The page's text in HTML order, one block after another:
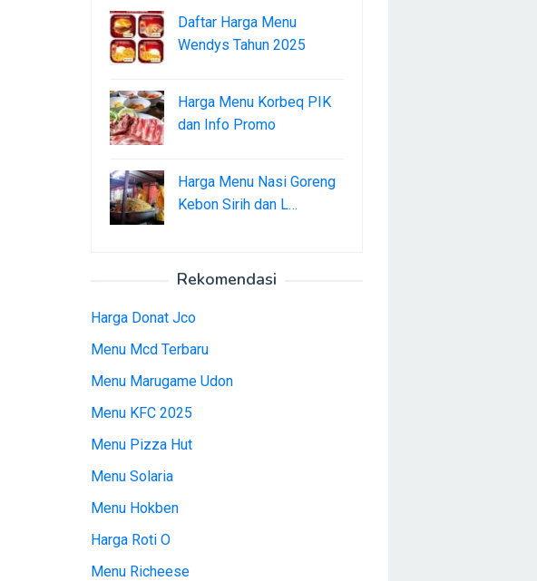
Daftar Harga Menu
Wendys Tahun 2025
Harga Menu Korbeq PIK
dan Info Promo
Harga Menu Nasi Goreng
Kebon Sirih dan L…
Rekomendasi
Harga Donat Jco
Menu Mcd Terbaru
Menu Marugame Udon
Menu KFC 2025
Menu Pizza Hut
Menu Solaria
Menu Hokben
Harga Roti O
Menu Richeese